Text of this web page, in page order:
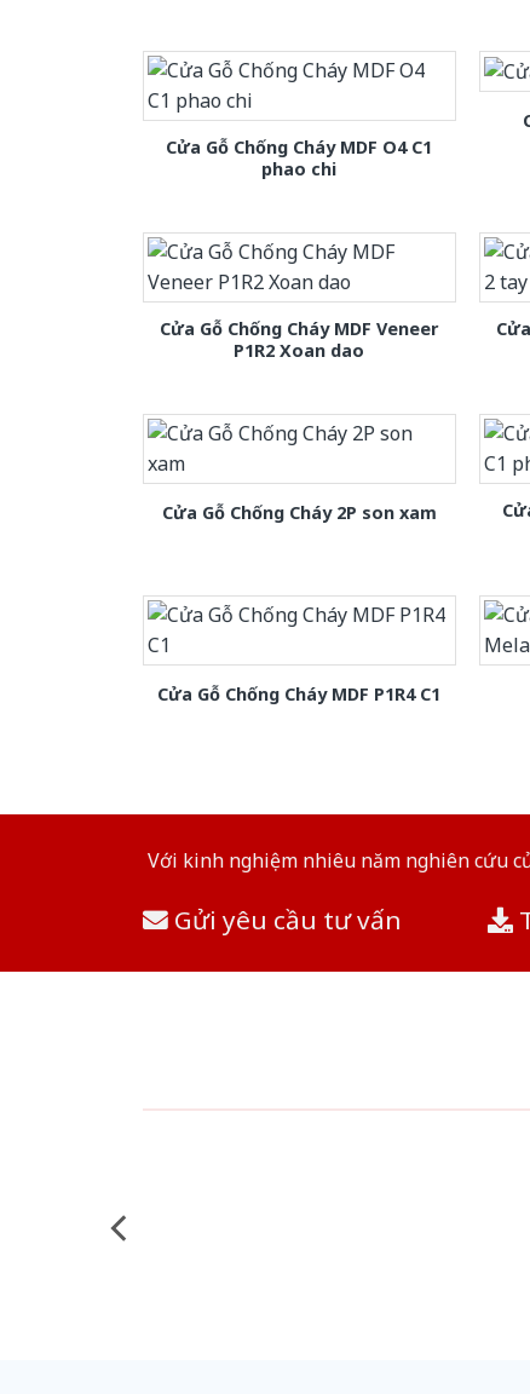
Cửa Gỗ Chống Cháy MDF O4 C1
phao chi
Cửa Gỗ Chống Cháy MDF Veneer
P1R2 Xoan dao
Cửa Gỗ Chống Cháy 2P son xam
Cửa Gỗ Chống Cháy MDF P1R4 C1
Với kinh nghiệm nhiêu năm nghiên cứu
Gửi yêu cầu tư vấn